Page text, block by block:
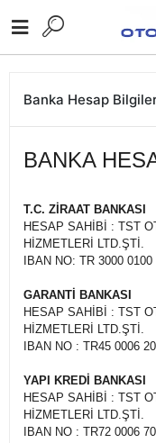
Banka Hesap
BANKA
T.C. ZİRAAT BANKASI
HESAP SAHİBİ : TST
HİZMETLERİ LTD.ŞTİ.
IBAN NO: TR 3000
GARANTİ BANKASI
HESAP SAHİBİ : TST
HİZMETLERİ LTD.ŞTİ.
IBAN NO : TR45 0006
YAPI KREDİ BANKASI
HESAP SAHİBİ : TST
HİZMETLERİ LTD.ŞTİ.
IBAN NO : TR72 0006